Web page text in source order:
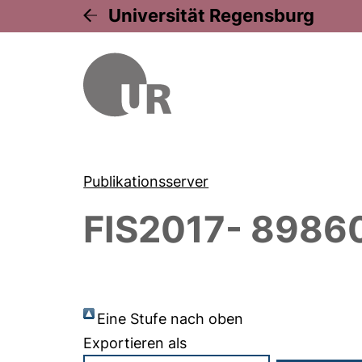
Universität Regensburg
Publikationsserver
FIS2017-
Eine Stufe nach oben
Exportieren als